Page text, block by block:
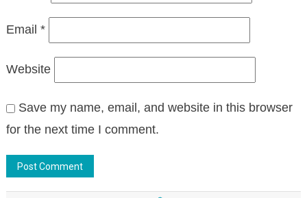
Email *
Website
Save my name, email, and website in this browser
for the next time I comment.